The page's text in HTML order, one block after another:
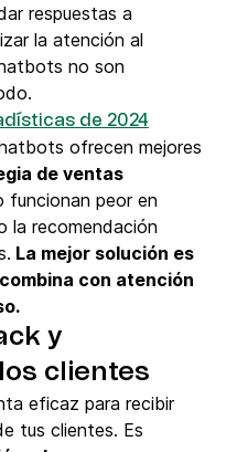
respuestas a
la atención al
no son
de 2024
ofrecen mejores
de ventas
funcionan peor en
la recomendación
La mejor solución es
con atención
y
clientes
eficaz para recibir
tus clientes. Es